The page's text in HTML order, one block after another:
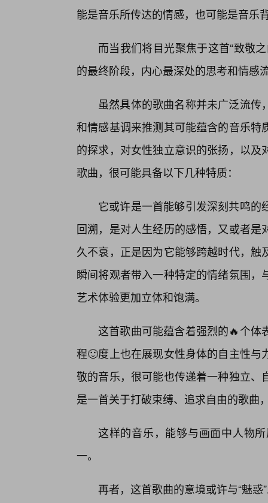
能是音乐所传达的情感，也可能是音乐
而当我们将目光聚焦于这首“致敬
的最终阶段，内心最深处的思考和情感
虽然具体的歌曲名称并未广泛流
和情感基调来推测其可能蕴含的音乐
的探求，对女性独立意识的张扬，以
歌曲，很可能具备以下几种特质：
它或许是一首能够引发深刻共鸣
回溯，是对人生经历的感悟，又或者
久不衰，正是因为它能够跨越时代，
瞬间将观者带入一种特定的情绪氛围
艺术体验更加立体和饱满。
这首歌曲可能蕴含着强烈的🔥个
程🙂度上也在展现女性身体的自主性
敬的音乐，很可能也传递着一种独立
是一首关于打破束缚、追求自由的歌曲
这样的音乐，能够与画面中人物
一。
再者，这首歌曲的意境或许与“魅